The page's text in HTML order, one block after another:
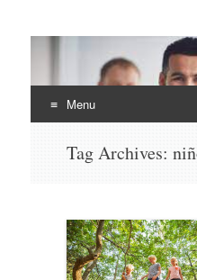
EHLI
UNINTER
Menu
Tag Archives: